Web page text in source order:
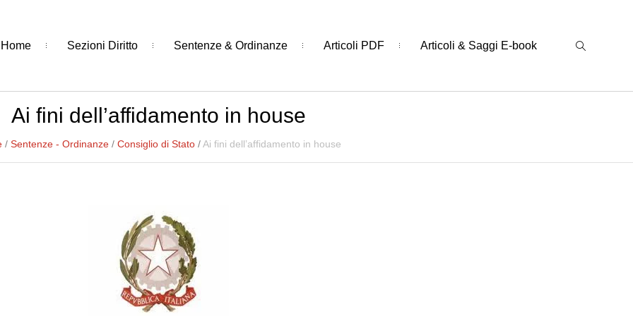
Home Sezioni Diritto Sentenze & Ordinanze Articoli PDF Articoli & Saggi E-book
Ai fini dell’affidamento in house
/ Sentenze - Ordinanze / Consiglio di Stato /Ai fini dell’affidamento in house